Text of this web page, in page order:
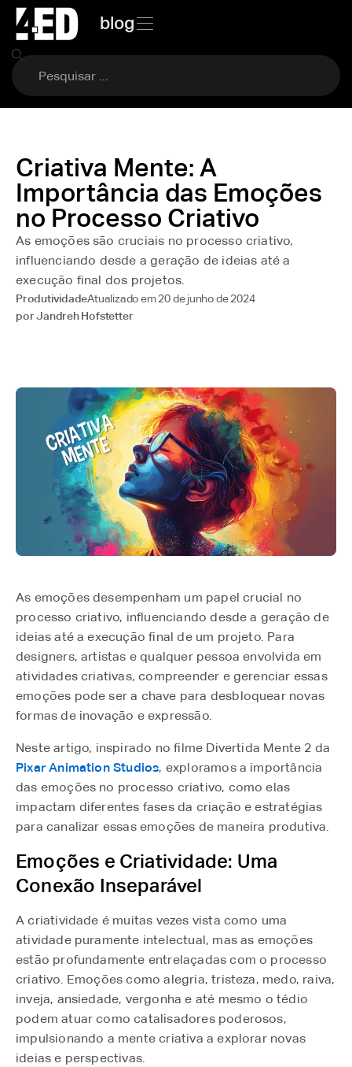
blog
Criativa Mente: A
Importância das Emoções
no Processo Criativo
As emoções são cruciais no processo criativo,
influenciando desde a geração de ideias até a
execução final dos projetos.
ProdutividadeAtualizado em20 de junho de 2024
porJandreh Hofstetter
As emoções desempenham um papel crucial no
processo criativo, influenciando desde a geração de
ideias até a execução final de um projeto. Para
designers, artistas e qualquer pessoa envolvida em
atividades criativas, compreender e gerenciar essas
emoções pode ser a chave para desbloquear novas
formas de inovação e expressão.
Neste artigo, inspirado no filme Divertida Mente 2 da
Pixar Animation Studios, exploramos a importância
das emoções no processo criativo, como elas
impactam diferentes fases da criação e estratégias
para canalizar essas emoções de maneira produtiva.
Emoções e Criatividade: Uma
Conexão Inseparável
A criatividade é muitas vezes vista como uma
atividade puramente intelectual, mas as emoções
estão profundamente entrelaçadas com o processo
criativo. Emoções como alegria, tristeza, medo, raiva,
inveja, ansiedade, vergonha e até mesmo o tédio
podem atuar como catalisadores poderosos,
impulsionando a mente criativa a explorar novas
ideias e perspectivas.